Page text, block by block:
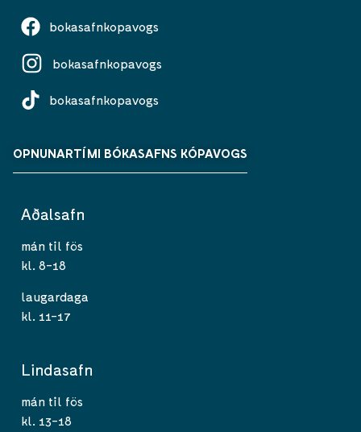
bokasafnkopavogs
bokasafnkopavogs
bokasafnkopavogs
OPNUNARTÍMI BÓKASAFNS KÓPAVOGS
Aðalsafn
mán til fös
kl. 8-18
laugardaga
kl. 11-17
Lindasafn
mán til fös
kl. 13-18